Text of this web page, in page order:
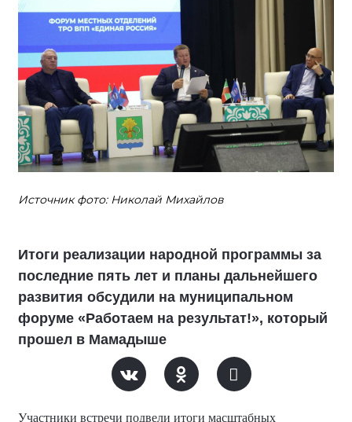
Источник фото: Николай Михайлов
Итоги реализации народной программы за
последние пять лет и планы дальнейшего
развития обсудили на муниципальном
форуме «Работаем на результат!», который
прошел в Мамадыше
Участники встречи подвели итоги масштабных